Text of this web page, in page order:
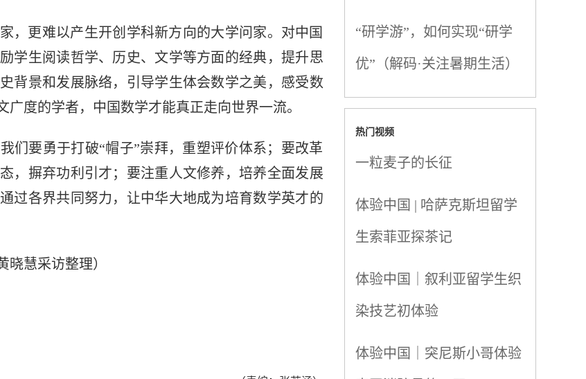
，更难以产生开创学科新方向的大学问家。对中国
学生阅读哲学、历史、文学等方面的经典，提升思
背景和发展脉络，引导学生体会数学之美，感受数
度的学者，中国数学才能真正走向世界一流。
们要勇于打破“帽子”崇拜，重塑评价体系；要改革
，摒弃功利引才；要注重人文修养，培养全面发展
过各界共同努力，让中华大地成为培育数学英才的
晓慧采访整理）
“研学游”，如何实现“研学
优”（解码·关注暑期生活）
热门视频
一粒麦子的长征
体验中国 | 哈萨克斯坦留学
生索菲亚探茶记
体验中国｜叙利亚留学生织
染技艺初体验
体验中国｜突尼斯小哥体验